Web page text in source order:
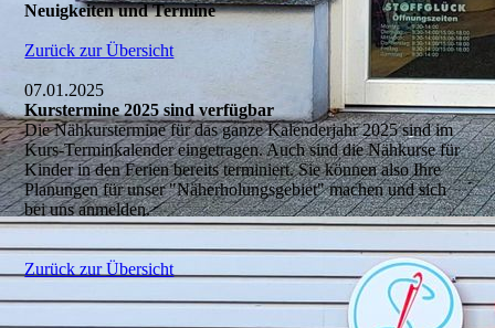
Neuigkeiten und Termine
Zurück zur Übersicht
07.01.2025
Kurstermine 2025 sind verfügbar
Die Nähkurstermine für das ganze Kalenderjahr 2025 sind im
Kurs-Terminkalender eingetragen. Auch sind die Nähkurse für
Kinder in den Ferien bereits terminiert. Sie können also Ihre
Planungen für unser "Näherholungsgebiet" machen und sich
bei uns anmelden.
Zurück zur Übersicht